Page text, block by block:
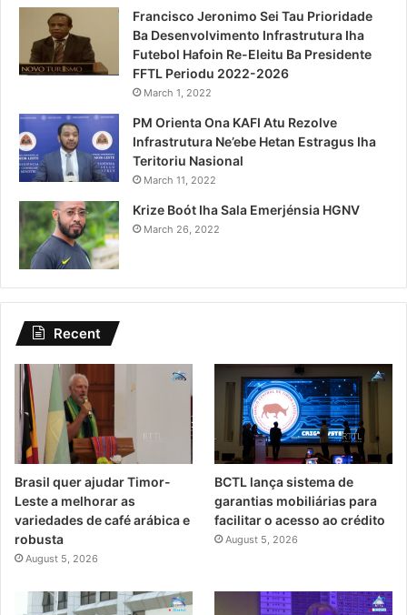
Francisco Jeronimo Sei Tau Prioridade
Ba Desenvolvimento Infrastrutura Iha
Futebol Hafoin Re-Eleitu Ba Presidente
FFTL Periodu 2022-2026
March 1, 2022
PM Orienta Ona KAFI Atu Rezolve
Infrastrutura Ne’ebe Hetan Estragus Iha
Teritoriu Nasional
March 11, 2022
Krize Boót Iha Sala Emerjénsia HGNV
March 26, 2022
Recent
Brasil quer ajudar Timor-
Leste a melhorar as
variedades de café arábica e
robusta
August 5, 2026
BCTL lança sistema de
garantias mobiliárias para
facilitar o acesso ao crédito
August 5, 2026